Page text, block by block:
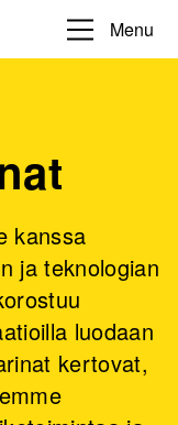
Menu
kanssa
ja teknologian
luodaan
kertovat,